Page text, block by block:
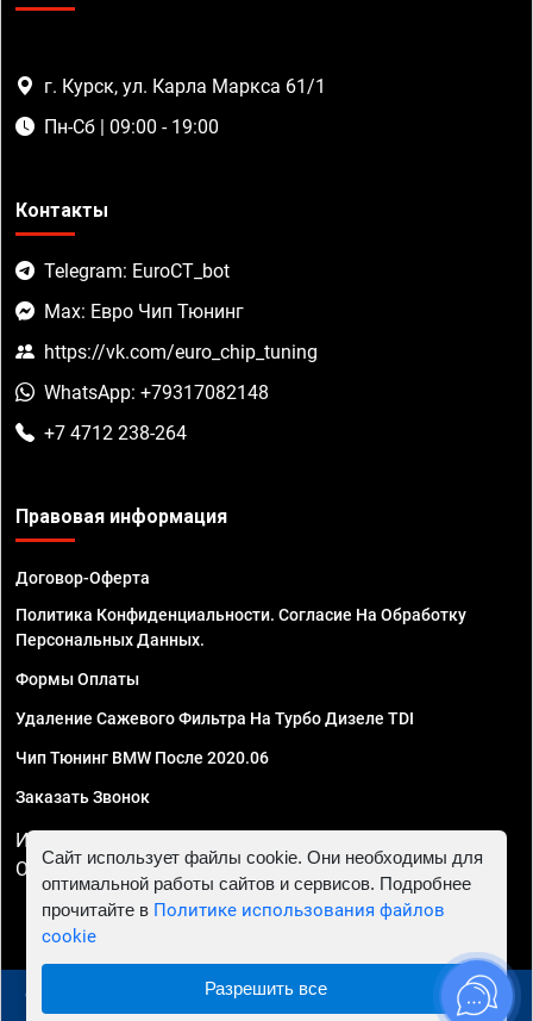
г. Курск, ул. Карла Маркса 61/1
Пн-Сб | 09:00 - 19:00
Контакты
Telegram: EuroCT_bot
Max: Евро Чип Тюнинг
https://vk.com/euro_chip_tuning
WhatsApp: +79317082148
+7 4712 238-264
Правовая информация
Договор-Оферта
Политика Конфиденциальности. Согласие На Обработку
Персональных Данных.
Формы Оплаты
Удаление Сажевого Фильтра На Турбо Дизеле TDI
Чип Тюнинг BMW После 2020.06
Заказать Звонок
ИП Смирнов Георгий Павлович. ИНН 781302555843,
ОГРНИП 324470400032610
© 2010 - 2026 Чип тюнинг в Курске - Автосервис "Евро
Сайт использует файлы cookie. Они необходимы для
оптимальной работы сайтов и сервисов. Подробнее
прочитайте в Политике использования файлов
cookie
Разрешить все